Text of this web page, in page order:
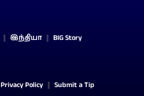
இந்தியா
BIG Story
Privacy Policy Submit a Tip